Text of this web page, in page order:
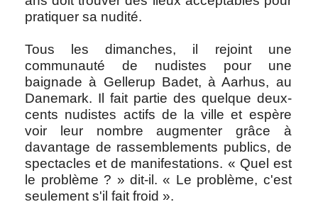
pratiquer sa nudité.
Tous les dimanches, il rejoint une
communauté de nudistes pour une
baignade à Gellerup Badet, à Aarhus, au
Danemark. Il fait partie des quelque deux-
cents nudistes actifs de la ville et espère
voir leur nombre augmenter grâce à
davantage de rassemblements publics, de
spectacles et de manifestations. « Quel est
le problème ? » dit-il. « Le problème, c'est
seulement s'il fait froid ».